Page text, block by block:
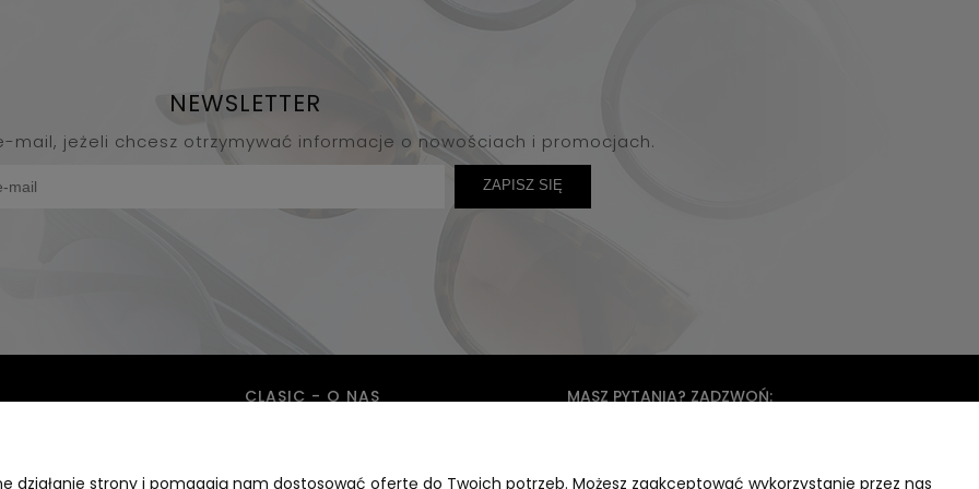
NEWSLETTER
mail, jeżeli chcesz otrzymywać informacje o nowościach i promocjach.
ZAPISZ SIĘ
CLASIC - O NAS MASZ PYTANIA? ZADZWOŃ:
działanie strony i pomagają nam dostosować ofertę do Twoich potrzeb. Możesz zaakceptować wykorzystanie przez nas